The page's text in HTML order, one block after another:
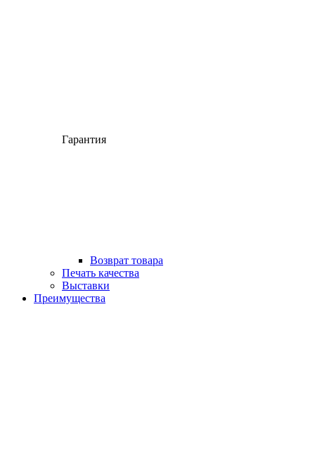
Гарантия
Возврат товара
Печать качества
Выставки
Преимущества